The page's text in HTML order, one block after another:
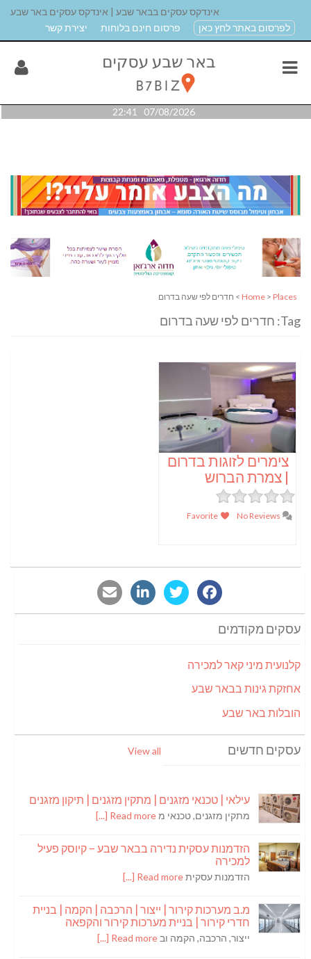
אינדקס עסקים בבאר שבע | אינדקס עסקים באר שבע
לפרסום באתר לחץ כאן
פרסום חינם בלוחות יצירת קשר
07/08/2026 22:41
Home > Places > חדרים לפי שעה בדרום
Tag: חדרים לפי שעה בדרום
צימרים לזוגות בדרום
| צמרת הברוש
עסקים מקודמים
קלנועית מיני קאר למכירה
אחזקת גינות בבאר שבע
הובלות באר שבע
עסקים חדשים View all
עילאי | טכנאי מזגנים | מתקין מזגנים | תיקון מזגנים
מתקין מזגנים, טכנאי מRead more [...]
הזדמנות עסקית נדירה בבאר שבע – קיוסק פעיל
למכירה
הזדמנות עסקיתRead more [...]
מ.ב מערכות קירור | ייצור | הרכבה | הקמה | בניית
חדרי קירור | בניית מערכות קירור והקפאה
ייצור, הרכבה, הקמה וב Read more [...]